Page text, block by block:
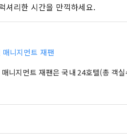
셔리한 시간을 만끽하세요.
니지먼트 재팬
니지먼트 재팬은 국내 24호텔(총 객